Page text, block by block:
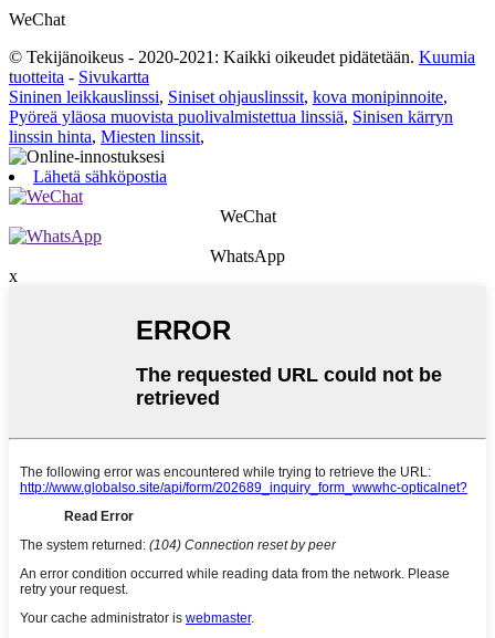
WeChat
© Tekijänoikeus - 2020-2021: Kaikki oikeudet pidätetään. Kuumia
tuotteita - Sivukartta
Sininen leikkauslinssi, Siniset ohjauslinssit, kova monipinnoite,
Pyöreä yläosa muovista puolivalmistettua linssiä, Sinisen kärryn
linssin hinta, Miesten linssit,
Lähetä sähköpostia
WeChat
WhatsApp
x